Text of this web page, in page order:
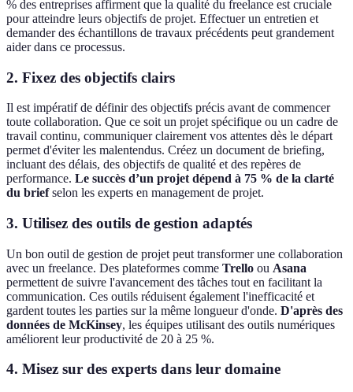
% des entreprises affirment que la qualité du freelance est cruciale
pour atteindre leurs objectifs de projet. Effectuer un entretien et
demander des échantillons de travaux précédents peut grandement
aider dans ce processus.
2. Fixez des objectifs clairs
Il est impératif de définir des objectifs précis avant de commencer
toute collaboration. Que ce soit un projet spécifique ou un cadre de
travail continu, communiquer clairement vos attentes dès le départ
permet d'éviter les malentendus. Créez un document de briefing,
incluant des délais, des objectifs de qualité et des repères de
performance. Le succès d’un projet dépend à 75 % de la clarté
du briefselon les experts en management de projet.
3. Utilisez des outils de gestion adaptés
Un bon outil de gestion de projet peut transformer une collaboration
avec un freelance. Des plateformes comme Trello ou Asana
permettent de suivre l'avancement des tâches tout en facilitant la
communication. Ces outils réduisent également l'inefficacité et
gardent toutes les parties sur la même longueur d'onde. D'après des
données de McKinsey, les équipes utilisant des outils numériques
améliorent leur productivité de 20 à 25 %.
4. Misez sur des experts dans leur domaine